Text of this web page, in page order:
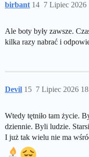
birbant 7 Lipiec 2026
14
Ale boty były zawsze.
kilka razy nabrać i
Devil 7 Lipiec 2026
15
Wtedy tętniło tam życie.
dziennie. Byli ludzie.
I już tak wielu nie ma